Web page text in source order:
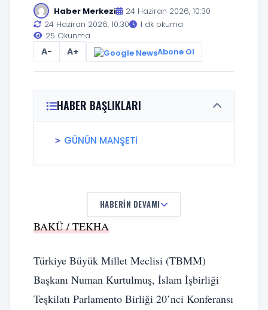
Haber Merkezi
24 Haziran 2026, 10:30
24 Haziran 2026, 10:30
1 dk okuma
25 Okunma
A- A+ Abone Ol
HABER BAŞLIKLARI
GÜNÜN MANŞETİ
HABERIN DEVAMI
BAKÜ / TEKHA
Türkiye Büyük Millet Meclisi (TBMM)
Başkanı Numan Kurtulmuş, İslam İşbirliği
Teşkilatı Parlamento Birliği 20’nci Konferansı